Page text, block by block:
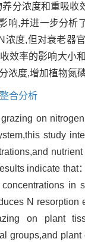
分浓度和重吸
响,并进一步分
浓度,但对衰老器
效率的影响大
浓度,增加植物氮
整合分析
on
study
indicate
in
N
on plant
groups,and